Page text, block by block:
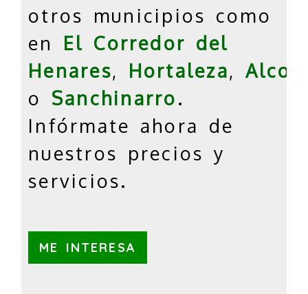
otros municipios como
en El Corredor del
Henares, Hortaleza,
o Sanchinarro.
Infórmate ahora de
nuestros precios y
servicios.
ME INTERESA